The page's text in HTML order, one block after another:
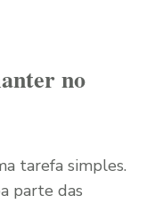
no
tarefa simples.
parte das